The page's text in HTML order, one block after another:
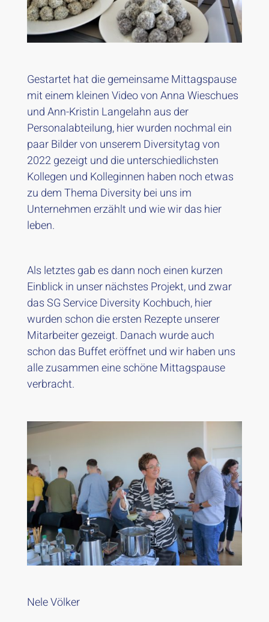
Gestartet hat die gemeinsame Mittagspause
mit einem kleinen Video von Anna Wieschues
und Ann-Kristin Langelahn aus der
Personalabteilung, hier wurden nochmal ein
paar Bilder von unserem Diversitytag von
2022 gezeigt und die unterschiedlichsten
Kollegen und Kolleginnen haben noch etwas
zu dem Thema Diversity bei uns im
Unternehmen erzählt und wie wir das hier
leben.
Als letztes gab es dann noch einen kurzen
Einblick in unser nächstes Projekt, und zwar
das SG Service Diversity Kochbuch, hier
wurden schon die ersten Rezepte unserer
Mitarbeiter gezeigt. Danach wurde auch
schon das Buffet eröffnet und wir haben uns
alle zusammen eine schöne Mittagspause
verbracht.
Nele Völker